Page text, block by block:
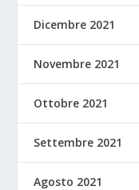
Dicembre 2021
Novembre 2021
Ottobre 2021
Settembre 2021
Agosto 2021